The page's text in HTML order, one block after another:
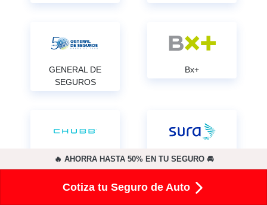
GENERAL DE
SEGUROS
Bx+
CHUBB SURA
🔥 AHORRA HASTA 50% EN TU SEGURO 🚘
Cotiza tu Seguro de Auto